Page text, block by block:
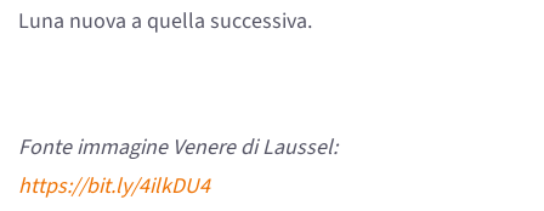
Luna nuova a quella successiva.
Fonte immagine Venere di Laussel:
https://bit.ly/4ilkDU4